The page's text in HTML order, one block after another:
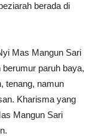
berada di
Mas Mangun Sari
paruh baya,
tenang, namun
Kharisma yang
Mangun Sari